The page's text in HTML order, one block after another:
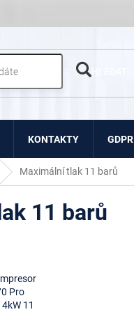
KONTAKTY GDPR
Maximální tlak 11 barů
11 barů
Pro
11